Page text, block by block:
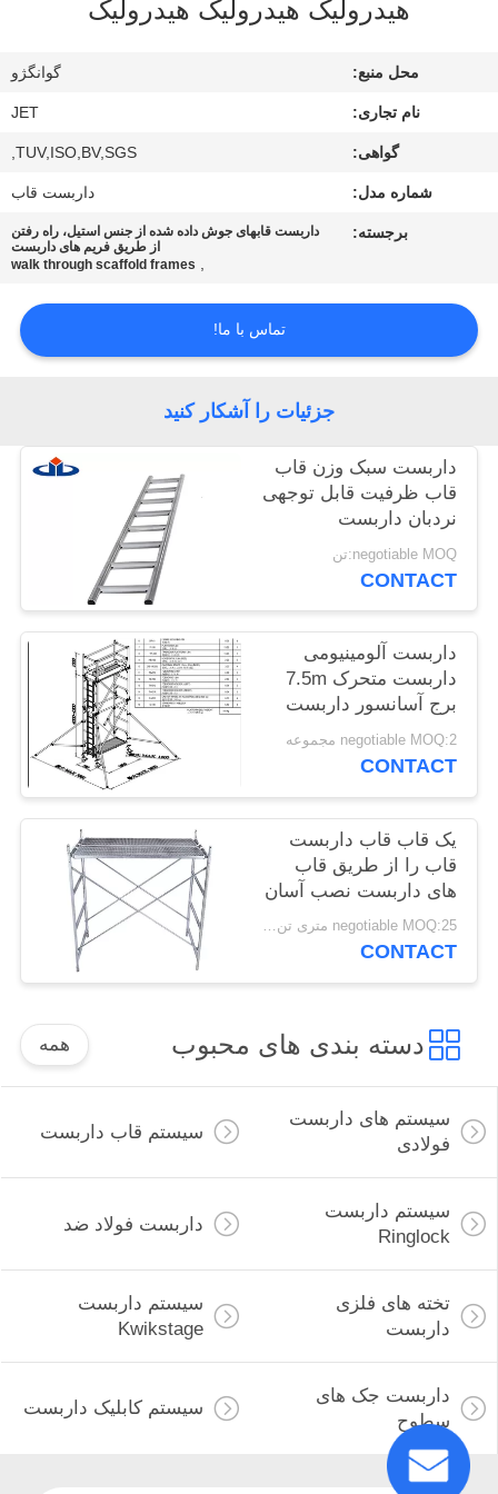
درخواست
قول
PRIVACY
POLICY
هیدرولیک هیدرولیک هیدرولیک
محل منبع: گوانگژو
نام تجاری: JET
گواهی: TUV,ISO,BV,SGS,
شماره مدل: داربست قاب
برجسته:
داربست قابهای جوش داده شده از جنس استیل، راه رفتن
از طریق فریم های داربست
,
walk through scaffold frames
تماس با ما!
جزئیات را آشکار کنید
داربست سبک وزن قاب
قاب ظرفیت قابل توجهی
نردبان داربست
negotiable MOQ:تن
CONTACT
داربست آلومینیومی
داربست متحرک 7.5m
برج آسانسور داربست
negotiable MOQ:2 مجموعه
CONTACT
یک قاب قاب داربست
قاب را از طریق قاب
های داربست نصب آسان
negotiable MOQ:25 متری تن / متریک تن
CONTACT
دسته بندی های محبوب همه
سیستم های داربست
فولادی
سیستم قاب داربست
سیستم داربست
Ringlock
داربست فولاد ضد
تخته های فلزی
داربست
سیستم داربست
Kwikstage
داربست جک های
سطوح
سیستم کابلیک داربست